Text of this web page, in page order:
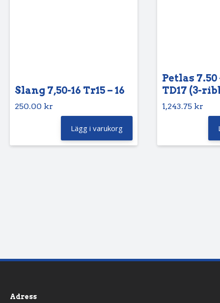
Slang 7,50-16 Tr15 – 16
250.00 kr
Lägg i varukorg
Petlas 7.50
TD17 (3-
1,243.75 kr
Adress